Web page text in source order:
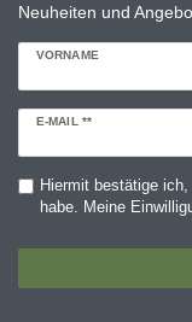
Neuheiten und
VORNAME
E-MAIL **
Newsletter
Hiermit bestätige
habe. Meine